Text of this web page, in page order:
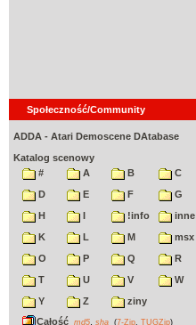
Społeczność/Community
ADDA - Atari Demoscene DAtabase
Katalog scenowy
#
A B C
D
E F G
H
I !info inne
K
L M msx
O
P Q R
T
U V W
Y
Z
ziny
Całość md5 sha (7-Zip TUGZip)